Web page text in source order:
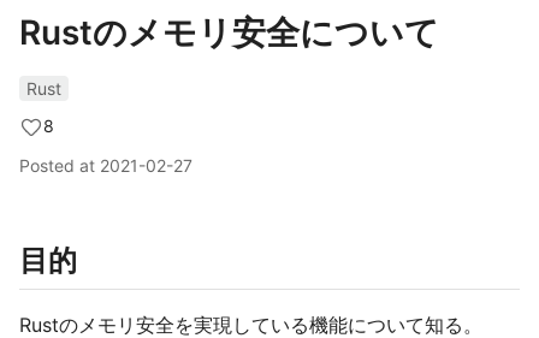
Rustのメモリ安全について
Rust
8
Posted at 2021-02-27
目的
Rustのメモリ安全を実現している機能について知る。